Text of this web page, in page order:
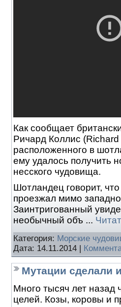
Как сообщает
Ричард Коллис
расположенного в
ему удалось получить
несского чудовища.
Шотландец говорит,
проезжал мимо
Заинтригованный
необычный объ ...
Категория: Морские
Дата: 14.11.2014 |
Мутации сделали
Много тысяч лет назад
целей. Козы, коровы и